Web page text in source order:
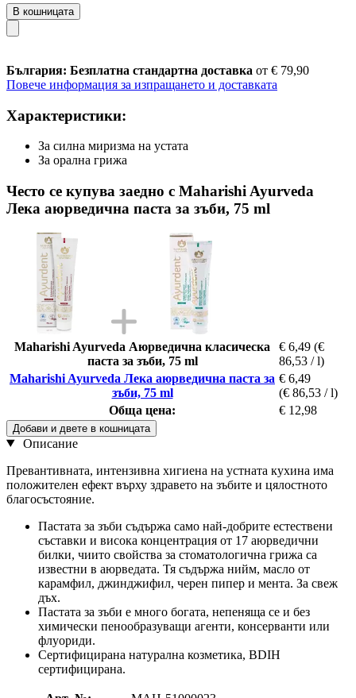
В кошницата
България: Безплатна стандартна доставка от € 79,90
Повече информация за изпращането и доставката
Характеристики:
За силна миризма на устата
За орална грижа
Често се купува заедно с Maharishi Ayurveda
Лека аюрведична паста за зъби, 75 ml
Maharishi Ayurveda Аюрведична класическа
паста за зъби, 75 ml
€ 6,49 (€
86,53 / l)
Maharishi Ayurveda Лека аюрведична паста за
зъби, 75 ml
€ 6,49
(€ 86,53 / l)
Обща цена:
€ 12,98
Добави и двете в кошницата
Описание
Превантивната, интензивна хигиена на устната кухина има
положителен ефект върху здравето на зъбите и цялостното
благосъстояние.
Пастата за зъби съдържа само най-добрите естествени
съставки и висока концентрация от 17 аюрведични
билки, чиито свойства за стоматологична грижа са
известни в аюрведата. Тя съдържа нийм, масло от
карамфил, джинджифил, черен пипер и мента. За свеж
дъх.
Пастата за зъби е много богата, непеняща се и без
химически пенообразуващи агенти, консерванти или
флуориди.
Сертифицирана натурална козметика, BDIH
сертифицирана.